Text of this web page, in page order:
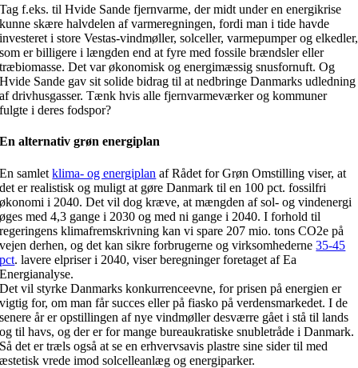
Tag f.eks. til Hvide Sande fjernvarme, der midt under en energikrise
kunne skære halvdelen af varmeregningen, fordi man i tide havde
investeret i store Vestas-vindmøller, solceller, varmepumper og elkedler,
som er billigere i længden end at fyre med fossile brændsler eller
træbiomasse. Det var økonomisk og energimæssig snusfornuft. Og
Hvide Sande gav sit solide bidrag til at nedbringe Danmarks udledning
af drivhusgasser. Tænk hvis alle fjernvarmeværker og kommuner
fulgte i deres fodspor?
En alternativ grøn energiplan
En samletklima- og energiplan af Rådet for Grøn Omstilling viser, at
det er realistisk og muligt at gøre Danmark til en 100 pct. fossilfri
økonomi i 2040. Det vil dog kræve, at mængden af sol- og vindenergi
øges med 4,3 gange i 2030 og med ni gange i 2040. I forhold til
regeringens klimafremskrivning kan vi spare 207 mio. tons CO2e på
vejen derhen, og det kan sikre forbrugerne og virksomhederne35-45
pct. lavere elpriser i 2040, viser beregninger foretaget af Ea
Energianalyse.
Det vil styrke Danmarks konkurrenceevne, for prisen på energien er
vigtig for, om man får succes eller på fiasko på verdensmarkedet. I de
senere år er opstillingen af nye vindmøller desværre gået i stå til lands
og til havs, og der er for mange bureaukratiske snubletråde i Danmark.
Så det er træls også at se en erhvervsavis plastre sine sider til med
æstetisk vrede imod solcelleanlæg og energiparker.